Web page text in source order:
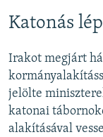
Katonás
Irakot megjárt
jelölte
katonai
alakításával